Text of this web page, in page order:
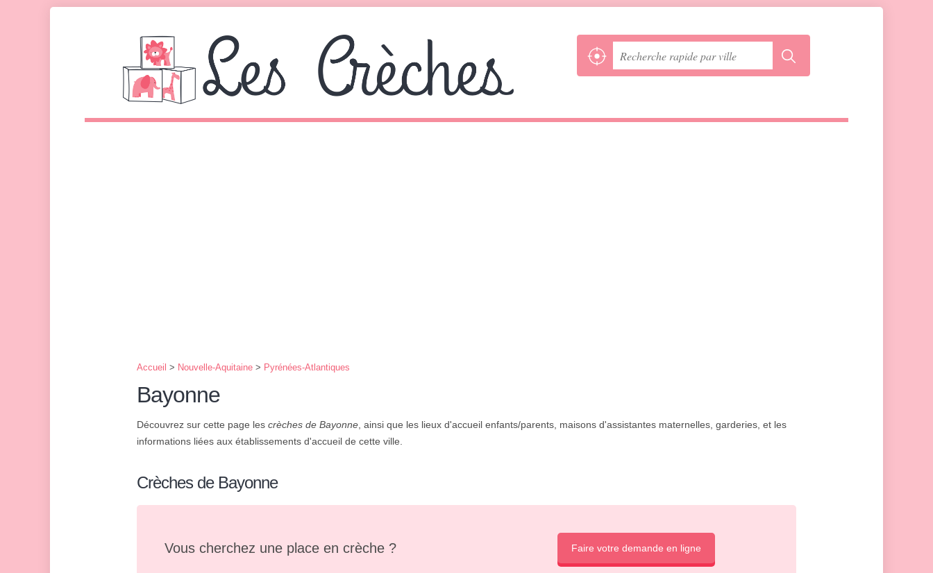
Accueil > Nouvelle-Aquitaine > Pyrénées-Atlantiques
Bayonne
Découvrez sur cette page les crèches de Bayonne , ainsi que les lieux d'accueil enfants/parents, maisons d'assistantes maternelles, garderies, et les
informations liées aux établissements d'accueil de cette ville.
Crèches de Bayonne
Vous cherchez une place en crèche ? Faire votre demande en ligne